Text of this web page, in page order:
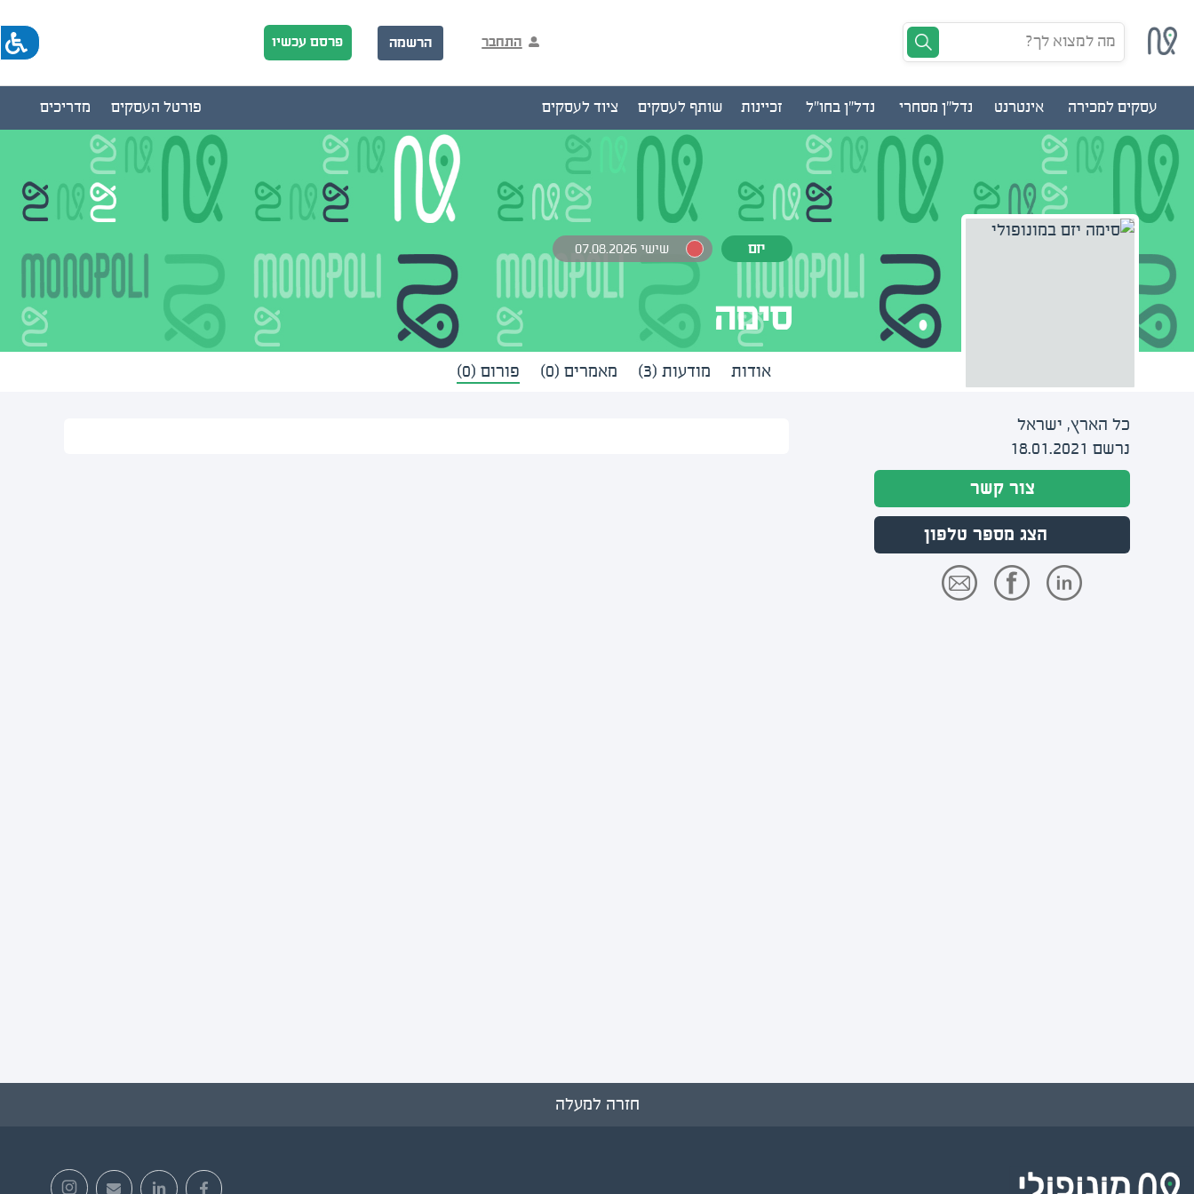
מה למצוא לך? התחבר הרשמה פרסם עכשיו
עסקים למכירה אינטרנט נדל"ן מסחרי נדל"ן בחו"ל זכיינות שותף לעסקים ציוד לעסקים מדריכים פורטל העסקים
יזם שישי 07.08.2026
סימה
כל הארץ, ישראל
נרשם 18.01.2021
צור קשר
הצג מספר טלפון
אודות מודעות (3) מאמרים (0) פורום (0)
חזרה למעלה